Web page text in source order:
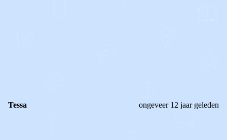
Tessa ongeveer 12 jaar geleden